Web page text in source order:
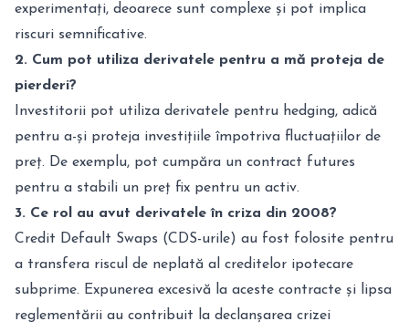
experimentați, deoarece sunt complexe și pot implica
riscuri semnificative.
2. Cum pot utiliza derivatele pentru a mă proteja de
pierderi?
Investitorii pot utiliza derivatele pentru hedging, adică
pentru a-și proteja investițiile împotriva fluctuațiilor de
preț. De exemplu, pot cumpăra un contract futures
pentru a stabili un preț fix pentru un activ.
3. Ce rol au avut derivatele în criza din 2008?
Credit Default Swaps (CDS-urile) au fost folosite pentru
a transfera riscul de neplată al creditelor ipotecare
subprime. Expunerea excesivă la aceste contracte și lipsa
reglementării au contribuit la declanșarea crizei